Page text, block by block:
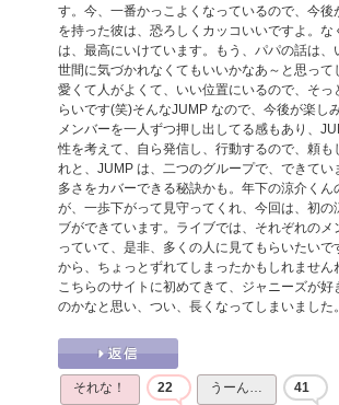
す。今、一番かっこよくなっているので、今後
を持った彼は、恐ろしくカッコいいですよ。な
は、最高にいけています。もう、パパの話は、
世間に気づかれなくてもいいかなあ～と思って
愛くて人がよくて、いい位置にいるので、そっ
らいです(笑)そんなJUMP なので、今後が楽し
メンバーを一人ずつ押し出してる感もあり、
性を考えて、自ら発信し、行動するので、頼も
れと、JUMP は、二つのグループで、できてい
多さをカバーできる秘訣かも。年下の涼介くん
が、一歩下がって見守ってくれ、今回は、初の
ブができています。ライブでは、それぞれのメ
っていて、是非、多くの人に見てもらいたいで
から、ちょっとずれてしまったかもしれません
こちらのサイトに初めてきて、ジャニーズが好
のかなと思い、つい、長くなってしまいました。
それな！ 22 うーん… 41